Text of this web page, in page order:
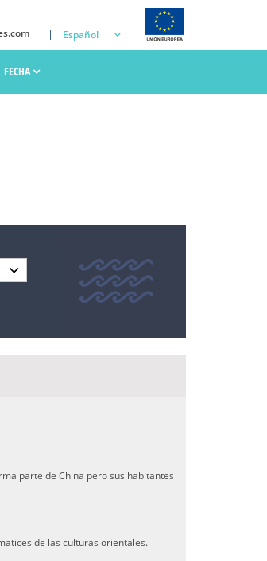
Español
FECHA
parte de China pero sus habitantes
de las culturas orientales.